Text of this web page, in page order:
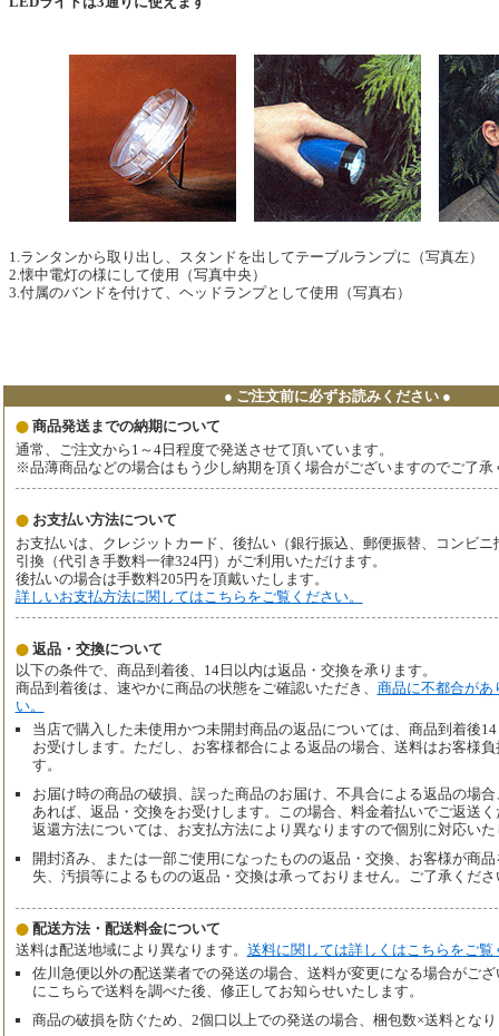
1.ランタンから取り出し、スタンドを出してテーブルランプに（写真左）
2.懐中電灯の様にして使用（写真中央）
3.付属のバンドを付けて、ヘッドランプとして使用（写真右）
● ご注文前に必ずお読みください ●
商品発送までの納期について
通常、ご注文から1～4日程度で発送させて頂いています。
※品薄商品などの場合はもう少し納期を頂く場合がございますのでご了承
お支払い方法について
お支払いは、クレジットカード、後払い（銀行振込、郵便振替、コンビニ
引換（代引き手数料一律324円）がご利用いただけます。
後払いの場合は手数料205円を頂戴いたします。
詳しいお支払方法に関してはこちらをご覧ください。
返品・交換について
以下の条件で、商品到着後、14日以内は返品・交換を承ります。
商品到着後は、速やかに商品の状態をご確認いただき、 商品に不都合があ
い。
当店で購入した未使用かつ未開封商品の返品については、商品到着後
お受けします。ただし、お客様都合による返品の場合、送料はお客様
す。
お届け時の商品の破損、誤った商品のお届け、不具合による返品の場
あれば、返品・交換をお受けします。この場合、料金着払いでご返送
返還方法については、お支払方法により異なりますので個別に対応いた
開封済み、または一部ご使用になったものの返品・交換、お客様が商
失、汚損等によるものの返品・交換は承っておりません。ご了承くださ
配送方法・配送料金について
送料は配送地域により異なります。 送料に関しては詳しくはこちらをご覧
佐川急便以外の配送業者での発送の場合、送料が変更になる場合がご
にこちらで送料を調べた後、修正してお知らせいたします。
商品の破損を防ぐため、2個口以上での発送の場合、梱包数×送料とな